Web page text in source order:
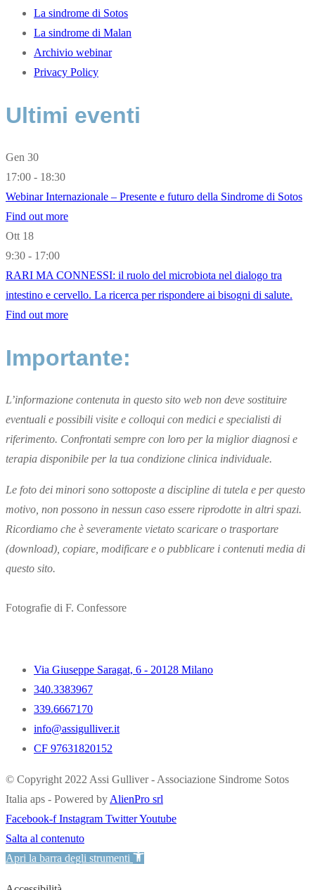
La sindrome di Sotos
La sindrome di Malan
Archivio webinar
Privacy Policy
Ultimi eventi
Gen 30
17:00 - 18:30
Webinar Internazionale – Presente e futuro della Sindrome di Sotos
Find out more
Ott 18
9:30 - 17:00
RARI MA CONNESSI: il ruolo del microbiota nel dialogo tra
intestino e cervello. La ricerca per rispondere ai bisogni di salute.
Find out more
Importante:
L’informazione contenuta in questo sito web non deve sostituire
eventuali e possibili visite e colloqui con medici e specialisti di
riferimento. Confrontati sempre con loro per la miglior diagnosi e
terapia disponibile per la tua condizione clinica individuale.
Le foto dei minori sono sottoposte a discipline di tutela e per questo
motivo, non possono in nessun caso essere riprodotte in altri spazi.
Ricordiamo che è severamente vietato scaricare o trasportare
(download), copiare, modificare e o pubblicare i contenuti media di
questo sito.
Fotografie di F. Confessore
Via Giuseppe Saragat, 6 - 20128 Milano
340.3383967
339.6667170
info@assigulliver.it
CF 97631820152
© Copyright 2022 Assi Gulliver - Associazione Sindrome Sotos
Italia aps - Powered by AlienPro srl
Facebook-f Instagram TwitterYoutube
Salta al contenuto
Apri la barra degli strumenti